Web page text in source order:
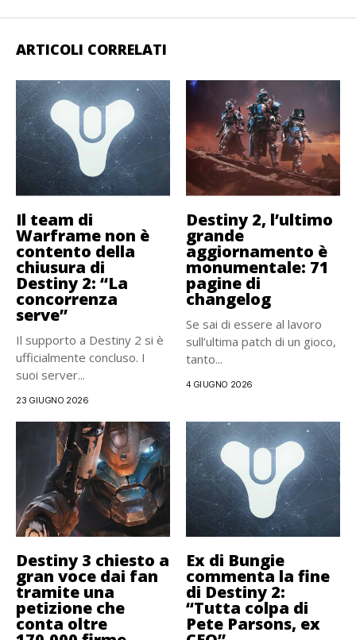
ARTICOLI CORRELATI
Il team di
Warframe non è
contento della
chiusura di
Destiny 2: “La
concorrenza
serve”
Il supporto a Destiny 2 si è
ufficialmente concluso. I
suoi server...
23 GIUGNO 2026
Destiny 2, l’ultimo
grande
aggiornamento è
monumentale: 71
pagine di
changelog
Se sai di essere al lavoro
sull’ultima patch di un gioco,
tanto...
4 GIUGNO 2026
Destiny 3 chiesto a
gran voce dai fan
tramite una
petizione che
conta oltre
Ex di Bungie
commenta la fine
di Destiny 2:
“Tutta colpa di
Pete Parsons, ex